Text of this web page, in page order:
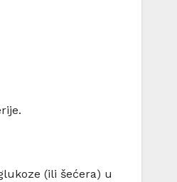
(ili šećera) u